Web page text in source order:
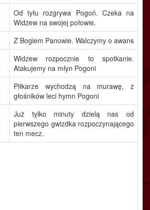
Od tyłu rozgrywa Pogoń. Czeka na
Widzew na swojej połowie.
Z Bogiem Panowie. Walczymy o awans
Widzew rozpocznie to spotkanie.
Atakujemy na młyn Pogoni
Piłkarze wychodzą na murawę, z
głośników leci hymn Pogoni
Już tylko minuty dzielą nas od
pierwszego gwizdka rozpoczynającego
ten mecz.